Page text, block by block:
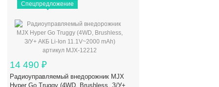
Спецпредложение
14 490 ₽
Радиоуправляемый внедорожник MJX
Hyper Go Truggy (4WD, Brushless, З/У+